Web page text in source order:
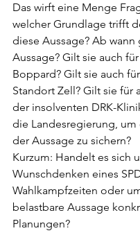
Das wirft eine Menge
welcher Grundlage trifft
diese Aussage? Ab wann
Aussage? Gilt sie auch
Boppard? Gilt sie auch
Standort Zell? Gilt sie für
der insolventen DRK-
die Landesregierung, um
der Aussage zu sichern?
Kurzum: Handelt es sich
Wunschdenken eines
Wahlkampfzeiten oder
belastbare Aussage
Planungen?